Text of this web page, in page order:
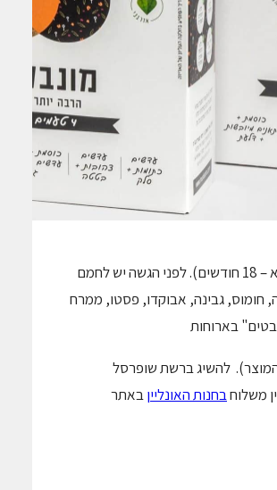
המוצרים משווקים קפואים. אין צורך בהפשרה מוקדמת (אורך חיי מדף במקפיא – 18 חודשים). לפני הגשה יש לחמם
חומוס, גבינה, אבוקדו, פסטו, ממרח
בארוחות
440-320 גרם (בהתאם לסוג המוצר). להשיג ברשת שופרסל
משלוחבחנות האונלייןבאתר